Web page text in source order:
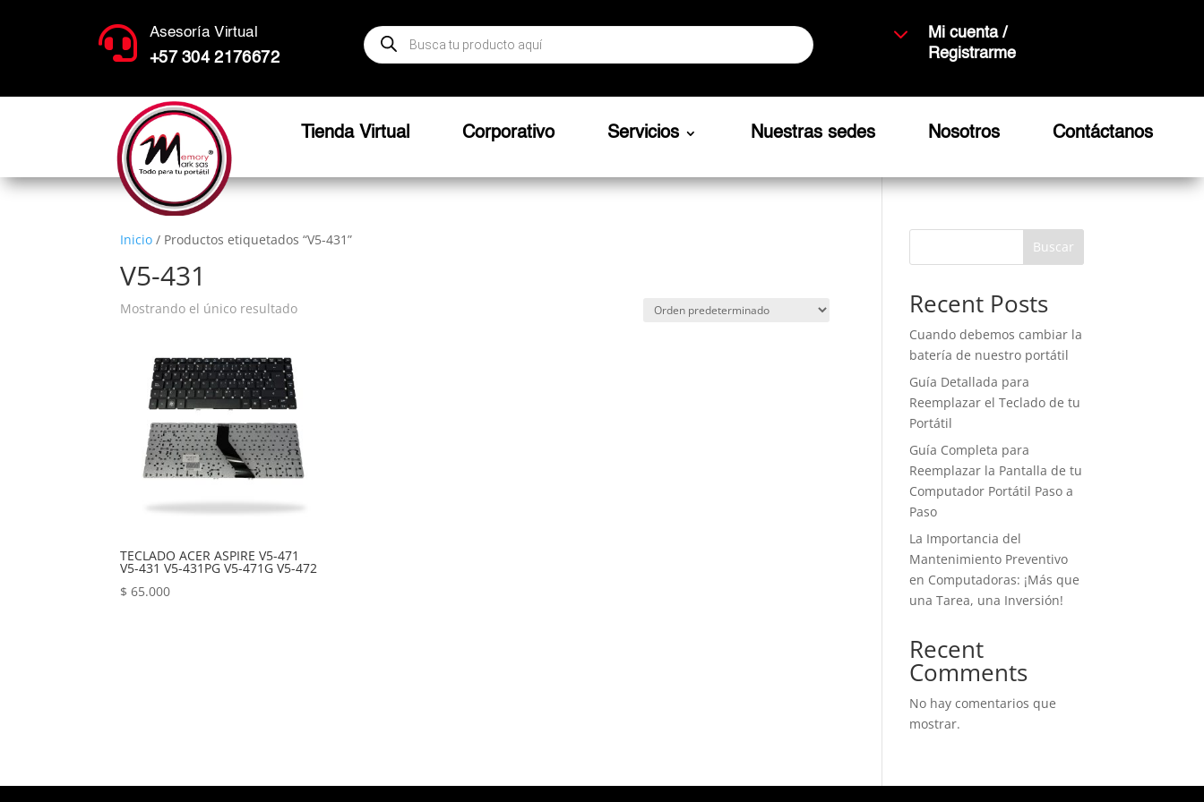
 Asesoría Virtual
+57 304 2176672
Búsqueda
de
productos
3
Mi cuenta /
Registrarme
Tienda Virtual Corporativo Servicios Nuestras sedes Nosotros Contáctanos
Inicio / Productos etiquetados “V5-431”
V5-431
Mostrando el único resultado
TECLADO ACER ASPIRE V5-471
V5-431 V5-431PG V5-471G V5-472
$ 65.000
Buscar
Recent Posts
Cuando debemos cambiar la
batería de nuestro portátil
Guía Detallada para
Reemplazar el Teclado de tu
Portátil
Guía Completa para
Reemplazar la Pantalla de tu
Computador Portátil Paso a
Paso
La Importancia del
Mantenimiento Preventivo
en Computadoras: ¡Más que
una Tarea, una Inversión!
Recent
Comments
No hay comentarios que
mostrar.